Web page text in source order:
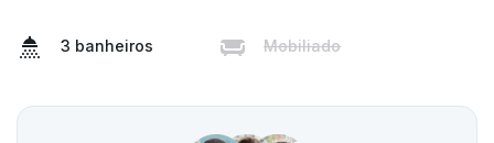
3 banheiros Mobiliado